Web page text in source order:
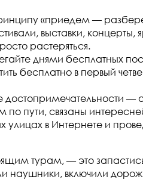
«приедем —
выставки,
растеряться.
днями бесплатных
бесплатно в первый
достопримечательности
по пути, связаны
в Интернете и
турам, — это
наушники, включили